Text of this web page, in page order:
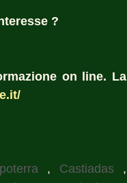
?
on line. La
, Castiadas